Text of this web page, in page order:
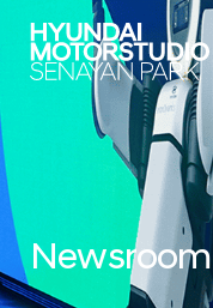
Newsroom